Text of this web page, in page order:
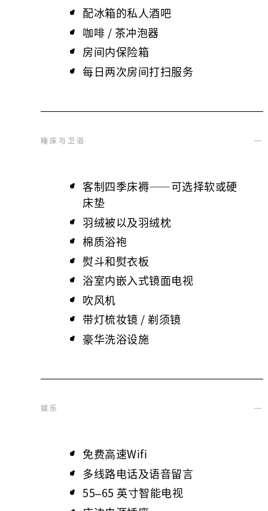
配冰箱的私人酒吧
咖啡 / 茶冲泡器
房间内保险箱
每日两次房间打扫服务
睡床与卫浴
客制四季床褥——可选择软或硬
床垫
羽绒被以及羽绒枕
棉质浴袍
熨斗和熨衣板
浴室内嵌入式镜面电视
吹风机
带灯梳妆镜 / 剃须镜
豪华洗浴设施
娱乐
免费高速Wifi
多线路电话及语音留言
55–65 英寸智能电视